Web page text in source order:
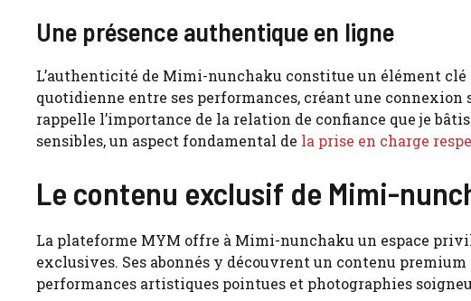
Une présence authentique en ligne
L’authenticité de Mimi-nunchaku constitue un élément clé
quotidienne entre ses performances, créant une connexion
rappelle l’importance de la relation de confiance que je
sensibles, un aspect fondamental de la prise en charge
Le contenu exclusif de Mimi-
La plateforme MYM offre à Mimi-nunchaku un espace
exclusives. Ses abonnés y découvrent un contenu
performances artistiques pointues et photographies